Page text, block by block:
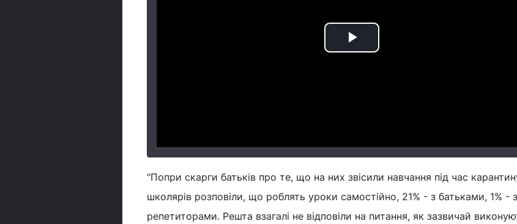
Play
"Попри скарги батьків про те, що на них звісили навчання під час
школярів розповіли, що роблять уроки самостійно, 21% - з батьками, 1% - з
репетиторами. Решта взагалі не відповіли на питання, як зазвичай